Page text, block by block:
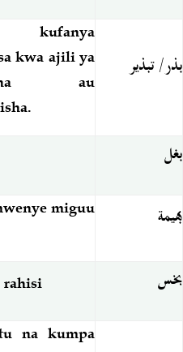
Maswali-Majibu
Vitabu
kufanya
kwa ajili ya
au
بذر/ تبذير
بغل
miguu
بهيمة
rahisi بخس
na kumpa